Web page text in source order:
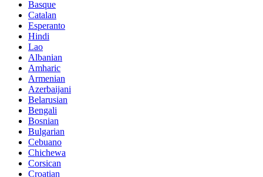
Basque
Catalan
Esperanto
Hindi
Lao
Albanian
Amharic
Armenian
Azerbaijani
Belarusian
Bengali
Bosnian
Bulgarian
Cebuano
Chichewa
Corsican
Croatian